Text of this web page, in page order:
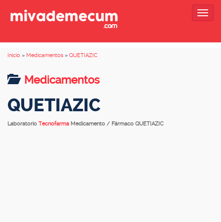
Inicio » Medicamentos » QUETIAZIC
Medicamentos
QUETIAZIC
Laboratorio Tecnofarma Medicamento / Fármaco QUETIAZIC